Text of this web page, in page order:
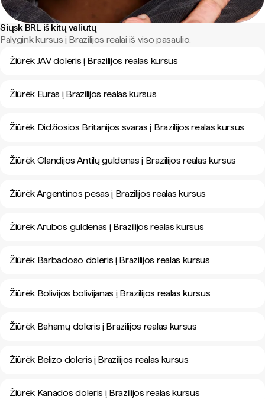
Siųsk BRL iš kitų valiutų
Palygink kursus į Brazilijos realai iš viso pasaulio.
Žiūrėk JAV doleris į Brazilijos realas kursus
Žiūrėk Euras į Brazilijos realas kursus
Žiūrėk Didžiosios Britanijos svaras į Brazilijos realas kursus
Žiūrėk Olandijos Antilų guldenas į Brazilijos realas kursus
Žiūrėk Argentinos pesas į Brazilijos realas kursus
Žiūrėk Arubos guldenas į Brazilijos realas kursus
Žiūrėk Barbadoso doleris į Brazilijos realas kursus
Žiūrėk Bolivijos bolivijanas į Brazilijos realas kursus
Žiūrėk Bahamų doleris į Brazilijos realas kursus
Žiūrėk Belizo doleris į Brazilijos realas kursus
Žiūrėk Kanados doleris į Brazilijos realas kursus